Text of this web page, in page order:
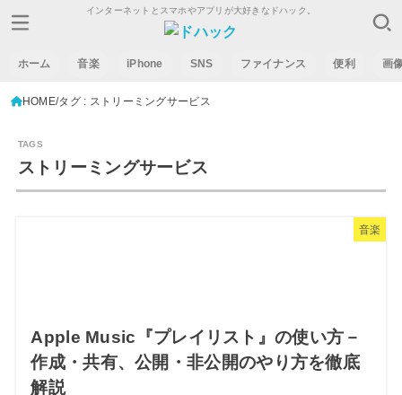
インターネットとスマホやアプリが大好きなドハック。
ホーム 音楽 iPhone SNS ファイナンス 便利 画
HOME タグ : ストリーミングサービス
ストリーミングサービス
音楽
Apple Music『プレイリスト』の使い方－
作成・共有、公開・非公開のやり方を徹底
解説